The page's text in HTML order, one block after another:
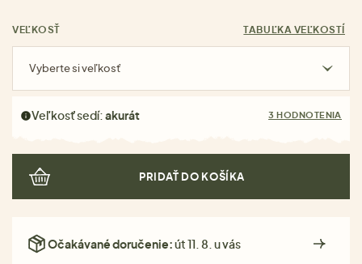
VEĽKOSŤ TABUĽKA VEĽKOSTÍ
Vyberte si veľkosť
Veľkosť sedí:akurát 3 HODNOTENIA
PRIDAŤ DO KOŠÍKA
Očakávané doručenie:út 11. 8. u vás